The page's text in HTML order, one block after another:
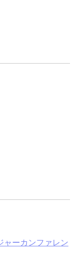
ャーカンファレン